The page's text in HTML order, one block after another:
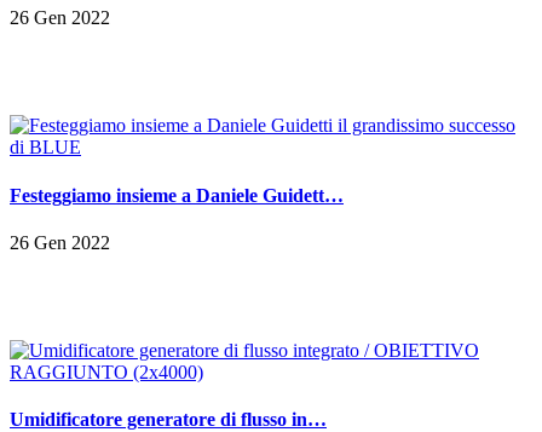
26 Gen 2022
Festeggiamo insieme a Daniele Guidett…
26 Gen 2022
Umidificatore generatore di flusso in…